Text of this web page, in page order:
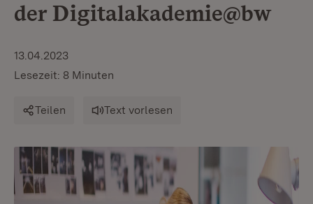
der Digitalakademie@bw
13.04.2023
Lesezeit: 8 Minuten
Teilen Text vorlesen